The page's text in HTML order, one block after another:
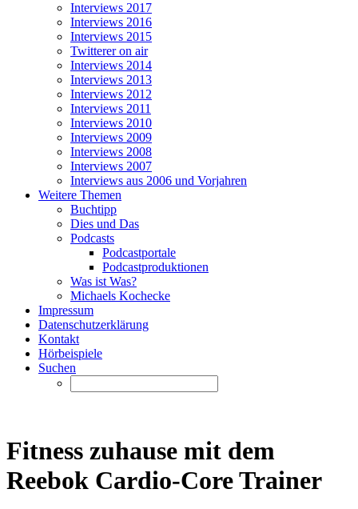
Interviews 2017
Interviews 2016
Interviews 2015
Twitterer on air
Interviews 2014
Interviews 2013
Interviews 2012
Interviews 2011
Interviews 2010
Interviews 2009
Interviews 2008
Interviews 2007
Interviews aus 2006 und Vorjahren
Weitere Themen
Buchtipp
Dies und Das
Podcasts
Podcastportale
Podcastproduktionen
Was ist Was?
Michaels Kochecke
Impressum
Datenschutzerklärung
Kontakt
Hörbeispiele
Suchen
Fitness zuhause mit dem
Reebok Cardio-Core Trainer